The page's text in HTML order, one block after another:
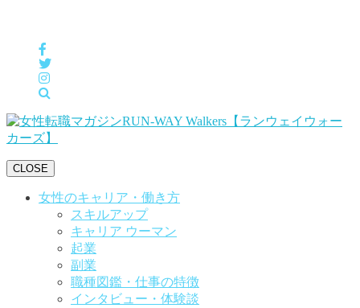
CLOSE
女性のキャリア・働き方
スキルアップ
キャリア ウーマン
起業
副業
職種図鑑・仕事の特徴
インタビュー・体験談